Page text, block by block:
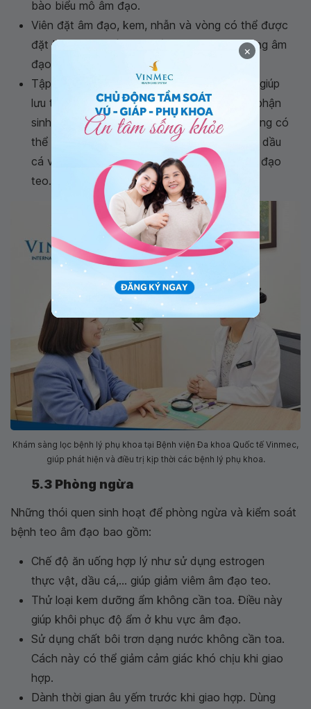
bào biểu mô âm đạo.
Viên đặt âm đạo, kem, nhẫn và vòng có thể được
đặt bên trong để cung cấp estrogen cho vùng âm
đạo.
Tập thể dục thường xuyên rất quan trọng vì giúp
lưu thông máu và tăng tuần hoàn máu ở bộ phận
sinh dục. Thử nghiệm với chế độ ăn uống cũng có
thể có hiệu quả. Estrogen thực vật, hạt lanh, dầu
cá và cohosh đen có thể giúp giảm viêm âm đạo
teo.
Khám sàng lọc bệnh lý phụ khoa tại Bệnh viện Đa khoa Quốc tế Vinmec,
giúp phát hiện và điều trị kịp thời các bệnh lý phụ khoa.
5.3 Phòng ngừa
Những thói quen sinh hoạt để phòng ngừa và kiểm soát
bệnh teo âm đạo bao gồm:
Chế độ ăn uống hợp lý như sử dụng estrogen
thực vật, dầu cá,... giúp giảm viêm âm đạo teo.
Thử loại kem dưỡng ẩm không cần toa. Điều này
giúp khôi phục độ ẩm ở khu vực âm đạo.
Sử dụng chất bôi trơn dạng nước không cần toa.
Cách này có thể giảm cảm giác khó chịu khi giao
hợp.
Dành thời gian âu yếm trước khi giao hợp. Dùng
×